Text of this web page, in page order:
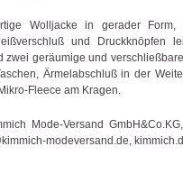
Wolljacke in gerader
und Druckknöpfen
zwei geräumige und
Ärmelabschluß in der
Fleece am Kragen.
Mode-Versand
modeversand.de,